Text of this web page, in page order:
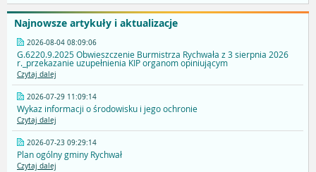
Najnowsze artykuły i aktualizacje
2026-08-04 08:09:06
G.6220.9.2025 Obwieszczenie Burmistrza Rychwała z 3 sierpnia 2026
r._przekazanie uzupełnienia KIP organom opiniującym
Czytaj dalej
2026-07-29 11:09:14
Wykaz informacji o środowisku i jego ochronie
Czytaj dalej
2026-07-23 09:29:14
Plan ogólny gminy Rychwał
Czytaj dalej